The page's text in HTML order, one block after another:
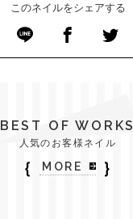
このネイルをシェアする
BEST OF WORKS
人気のお客様ネイル
｛ MORE ｝